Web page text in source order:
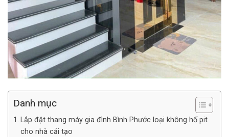
Danh mục
Lắp đặt thang máy gia đình Bình Phước loại không hố pit
cho nhà cải tạo